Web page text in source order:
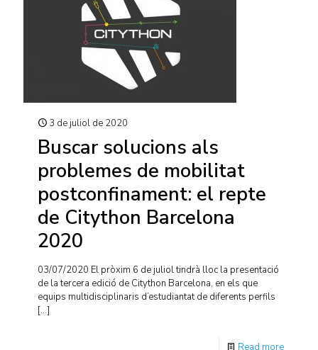
3 de juliol de 2020
Buscar solucions als
problemes de mobilitat
postconfinament: el repte
de Citython Barcelona
2020
03/07/2020 El pròxim 6 de juliol tindrà lloc la presentació
de la tercera edició de Citython Barcelona, en els que
equips multidisciplinaris d’estudiantat de diferents perfils
[…]
Read more